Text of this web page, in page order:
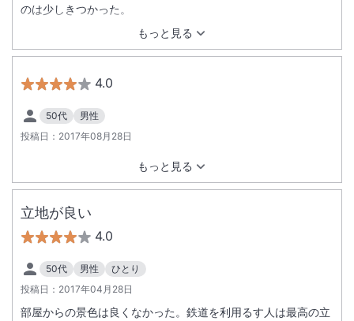
もっと見る
のは少しきつかった。
4.0
50代
男性
投稿日： 2017年08月28日
もっと見る
立地が良い
4.0
50代 男性
ひとり
投稿日： 2017年04月28日
部屋からの景色は良くなかった。鉄道を利用るす人は最高の立